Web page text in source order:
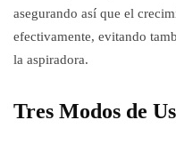
asegurando así que el
efectivamente, evitando
la aspiradora.
Tres Modos de